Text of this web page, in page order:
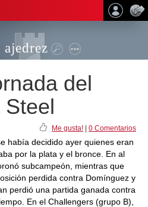
del
Steel
Me gusta! 0 Comentarios
había decidido ayer quienes eran
por la plata y el bronce. En al
subcampeón, mientras que
perdida contra Domínguez y
perdió una partida ganada contra
En el Challengers (grupo B),